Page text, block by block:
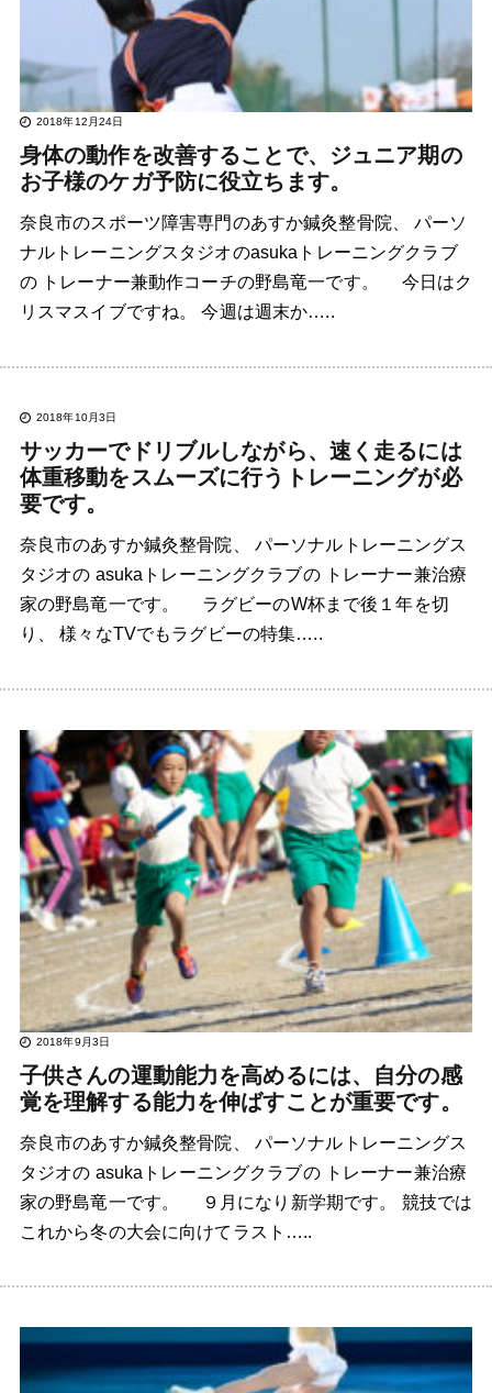
2018年12月24日
身体の動作を改善することで、ジュニア期の
お子様のケガ予防に役立ちます。
奈良市のスポーツ障害専門のあすか鍼灸整骨院、 パーソ
ナルトレーニングスタジオのasukaトレーニングクラブ
の トレーナー兼動作コーチの野島竜一です。 今日はク
リスマスイブですね。 今週は週末か…..
2018年10月3日
サッカーでドリブルしながら、速く走るには
体重移動をスムーズに行うトレーニングが必
要です。
奈良市のあすか鍼灸整骨院、 パーソナルトレーニングス
タジオの asukaトレーニングクラブの トレーナー兼治療
家の野島竜一です。 ラグビーのW杯まで後１年を切
り、 様々なTVでもラグビーの特集…..
2018年9月3日
子供さんの運動能力を高めるには、自分の感
覚を理解する能力を伸ばすことが重要です。
奈良市のあすか鍼灸整骨院、 パーソナルトレーニングス
タジオの asukaトレーニングクラブの トレーナー兼治療
家の野島竜一です。 ９月になり新学期です。 競技では
これから冬の大会に向けてラスト…..